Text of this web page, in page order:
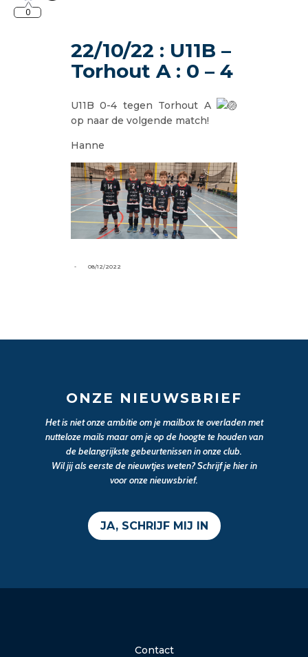
0
22/10/22 : U11B –
Torhout A : 0 – 4
U11B 0-4 tegen Torhout A
op naar de volgende match!
Hanne
- 08/12/2022
ONZE NIEUWSBRIEF
Het is niet onze ambitie om je mailbox te overladen met
nutteloze mails maar om je op de hoogte te houden van
de belangrijkste gebeurtenissen in onze club.
Wil jij als eerste de nieuwtjes weten? Schrijf je hier in
voor onze nieuwsbrief.
JA, SCHRIJF MIJ IN
Contact